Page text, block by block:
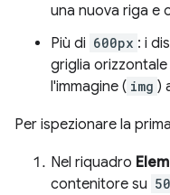
una nuova riga e
Più di 600px : i
griglia
l'immagine ( img )
Per ispezionare la
Nel riquadro
contenitore su